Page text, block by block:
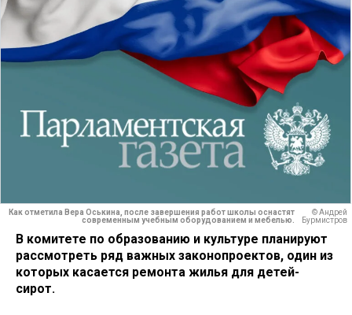
Как отметила Вера Оськина, после завершения работ школы оснастят
современным учебным оборудованием и мебелью.
© Андрей
Бурмистров
В комитете по образованию и культуре планируют
рассмотреть ряд важных законопроектов, один из
которых касается ремонта жилья для детей-
сирот.